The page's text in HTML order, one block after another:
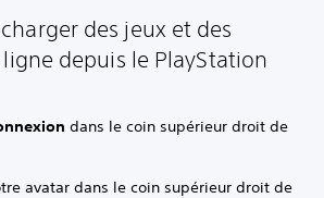
des jeux et des
depuis le PlayStation
dans le coin supérieur droit de
avatar dans le coin supérieur droit de